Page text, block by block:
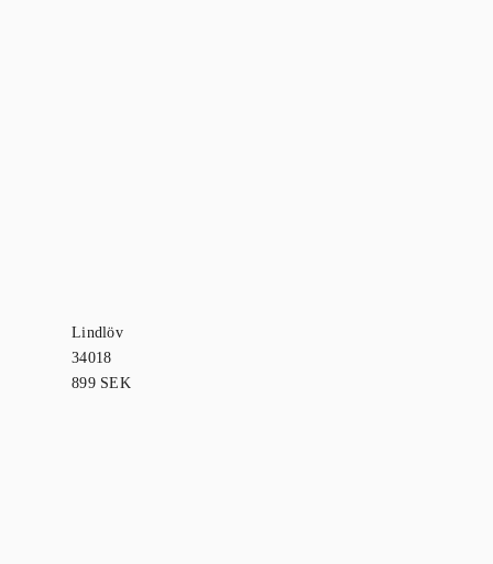
Lindlöv
34018
899 SEK